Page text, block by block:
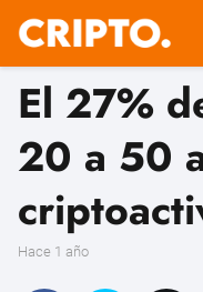
El 27%
20 a 50
hace 1 año